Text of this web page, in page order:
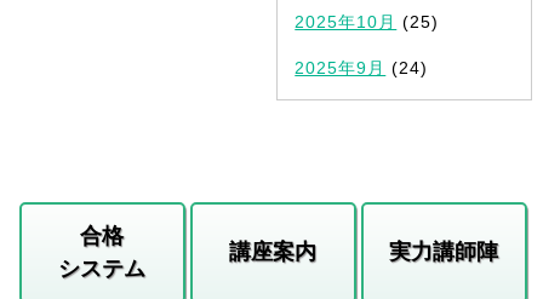
2025年10月 (25)
2025年9月 (24)
合格
システム
講座案内 実力講師陣